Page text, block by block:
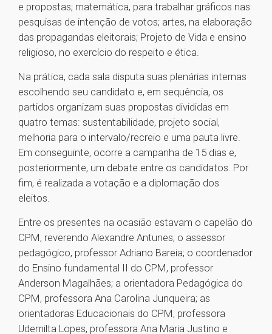
e propostas; matemática, para trabalhar gráficos nas
pesquisas de intenção de votos; artes, na elaboração
das propagandas eleitorais; Projeto de Vida e ensino
religioso, no exercício do respeito e ética.
Na prática, cada sala disputa suas plenárias internas
escolhendo seu candidato e, em sequência, os
partidos organizam suas propostas divididas em
quatro temas: sustentabilidade, projeto social,
melhoria para o intervalo/recreio e uma pauta livre.
Em conseguinte, ocorre a campanha de 15 dias e,
posteriormente, um debate entre os candidatos. Por
fim, é realizada a votação e a diplomação dos
eleitos.
Entre os presentes na ocasião estavam o capelão do
CPM, reverendo Alexandre Antunes; o assessor
pedagógico, professor Adriano Bareia; o coordenador
do Ensino fundamental II do CPM, professor
Anderson Magalhães; a orientadora Pedagógica do
CPM, professora Ana Carolina Junqueira; as
orientadoras Educacionais do CPM, professora
Udemilta Lopes, professora Ana Maria Justino e